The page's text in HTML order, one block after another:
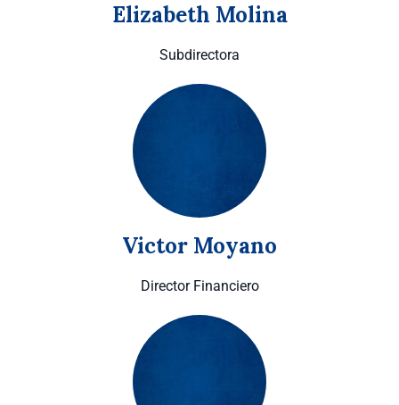
Elizabeth Molina
Subdirectora
Victor Moyano
Director Financiero